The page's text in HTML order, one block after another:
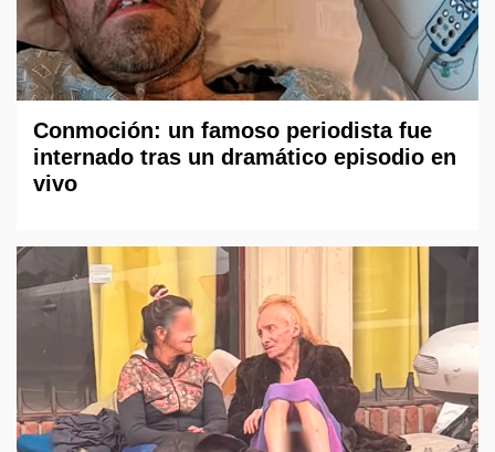
Conmoción: un famoso periodista fue
internado tras un dramático episodio en
vivo